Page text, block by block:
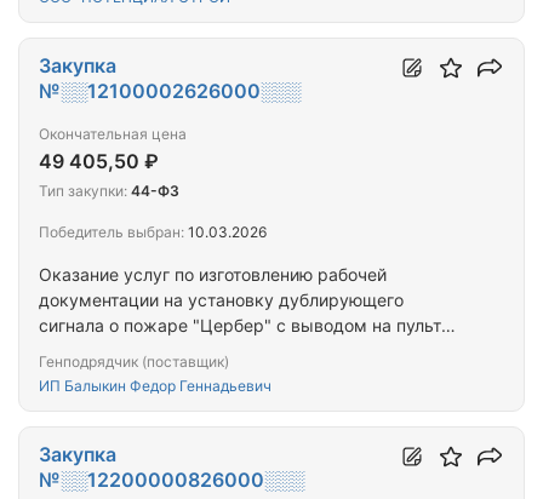
д.27, г. Кызыл, ул. Ангарский Бульвар, д.31, г.
Кызыл, ул. Бай-Хаакская, д. 6, г. Кызыл, ул.
Бухтуева, д. 1,…
Оказание услуг по изготовлению рабочей
документации на установку дублирующего
сигнала о пожаре "Цербер" с выводом на пульт
Генподрядчик (поставщик)
ИП Балыкин Федор Геннадьевич
Закупка
№░░12100002626000░░░
Окончательная цена
49 405,50 ₽
Тип закупки: 44-ФЗ
Победитель выбран: 10.03.2026
Закупка
№░░12200000826000░░░